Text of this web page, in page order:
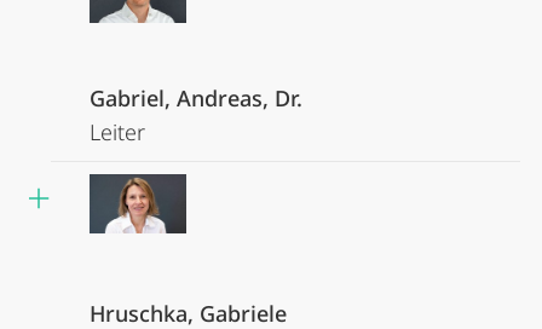
Gabriel, Andreas, Dr.
Leiter
Hruschka, Gabriele